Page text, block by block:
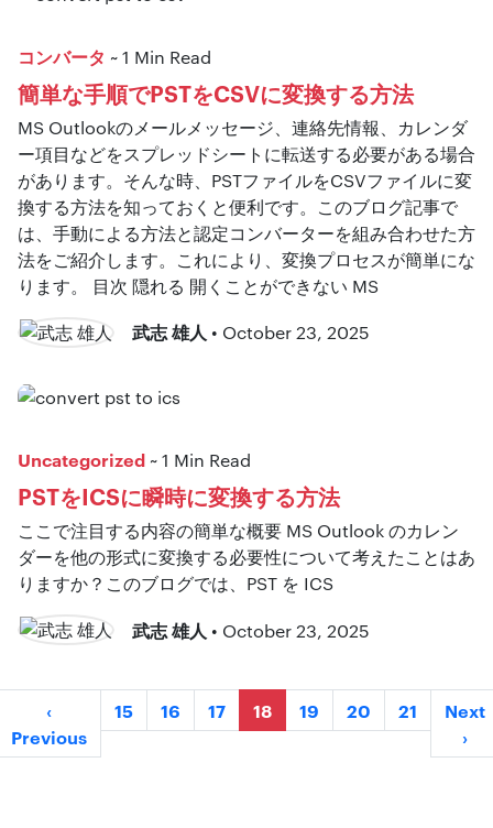
コンバータ ~ 1 Min Read
簡単な手順でPSTをCSVに変換する方法
MS Outlookのメールメッセージ、連絡先情報、カレンダ
ー項目などをスプレッドシートに転送する必要がある場合
があります。そんな時、PSTファイルをCSVファイルに変
換する方法を知っておくと便利です。このブログ記事で
は、手動による方法と認定コンバーターを組み合わせた方
法をご紹介します。これにより、変換プロセスが簡単にな
ります。 目次 隠れる 開くことができない MS
武志 雄人 • October 23, 2025
Uncategorized ~ 1 Min Read
PSTをICSに瞬時に変換する方法
ここで注目する内容の簡単な概要 MS Outlook のカレン
ダーを他の形式に変換する必要性について考えたことはあ
りますか？このブログでは、PST を ICS
武志 雄人 • October 23, 2025
‹
Previous
15 16 17 18 19 20 21
Next
›